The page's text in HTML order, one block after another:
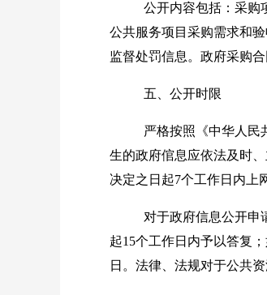
公开内容包括：采购
公共服务项目采购需求和
监督处罚信息。政府采购
五、公开时限
严格按照《中华人民
生的政府倌息应依法及时
决定之日起7个工作日内上
对于政府信息公开申
起15个工作日内予以答复
日。法律、法规对于公共